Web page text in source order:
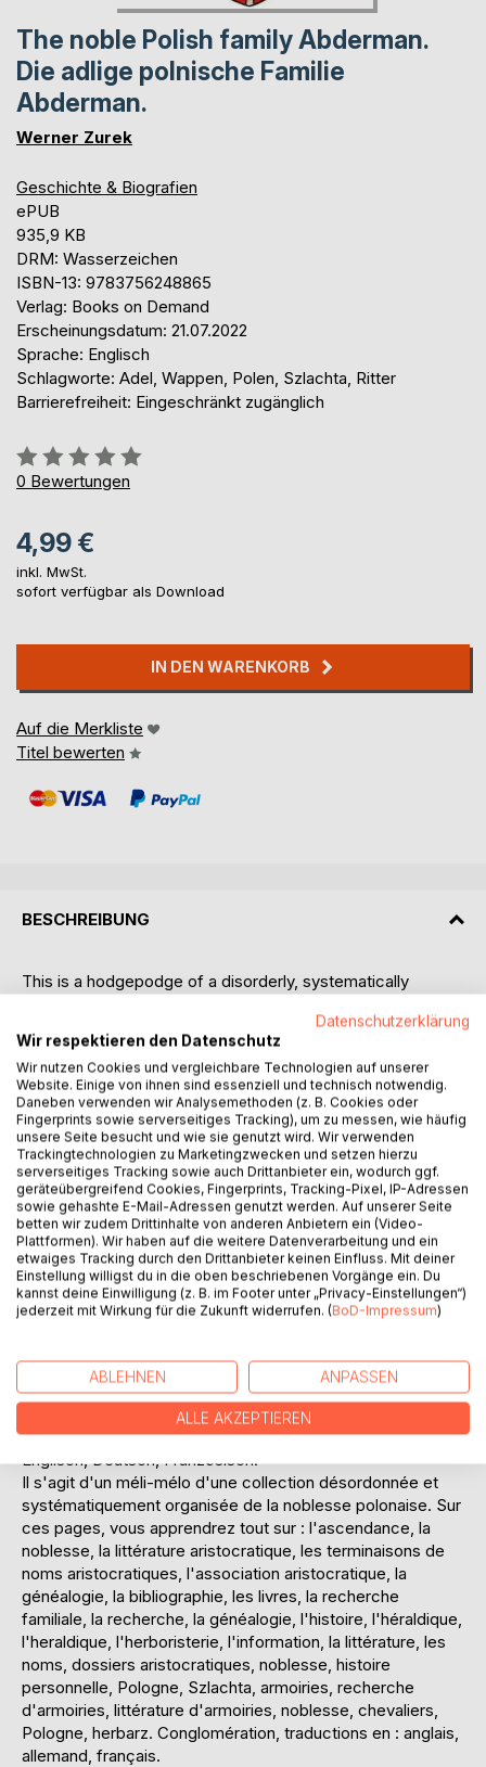
The noble Polish family Abderman.
Die adlige polnische Familie
Abderman.
Werner Zurek
Geschichte & Biografien
ePUB
935,9 KB
DRM: Wasserzeichen
ISBN-13: 9783756248865
Verlag: Books on Demand
Erscheinungsdatum: 21.07.2022
Sprache: Englisch
Schlagworte: Adel, Wappen, Polen, Szlachta, Ritter
Barrierefreiheit: Eingeschränkt zugänglich
Bewertung::
0%
0 Bewertungen
4,99 €
inkl. MwSt.
sofort verfügbar als Download
IN DEN WARENKORB
Auf die Merkliste
Titel bewerten
BESCHREIBUNG
This is a hodgepodge of a disorderly, systematically
will learn everything about: descent, nobility, aristocratic
literature, aristocratic name endings, aristocratic
association, genealogy, bibliography, books, family
research, research, genealogy, history, heraldry, heraldry,
herbalism, information, literature, names, aristocratic files,
nobility, personal history, Poland, Szlachta, coat of arms,
coat of arms research, coat of arms literature, nobility,
knights, Poland, herbarz. Conglomeration, translations into:
English, German, French.
Dies ist ein Sammelsurium einer ungeordneten,
systematisch geordneten Sammlung des polnischen Adels.
Auf diesen Seiten erfahren Sie alles über: Abstammung,
Adel, Adelsliteratur, Adelsnamenendungen, Adelsverband,
Genealogie, Bibliographie, Bücher, Familienforschung,
Kräuterkunde, Informationen , Literatur, Namen,
Adelsakten, Adel, Personengeschichte, Polen, Szlachta,
Wappen, Wappenforschung, Wappenliteratur, Adel, Ritter,
Polen, Herbarz. Sammelsurium, Übersetzungen in:
Englisch, Deutsch, Französisch.
Il s'agit d'un méli-mélo d'une collection désordonnée et
systématiquement organisée de la noblesse polonaise. Sur
ces pages, vous apprendrez tout sur : l'ascendance, la
noblesse, la littérature aristocratique, les terminaisons de
noms aristocratiques, l'association aristocratique, la
généalogie, la bibliographie, les livres, la recherche
familiale, la recherche, la généalogie, l'histoire, l'héraldique,
l'heraldique, l'herboristerie, l'information, la littérature, les
noms, dossiers aristocratiques, noblesse, histoire
personnelle, Pologne, Szlachta, armoiries, recherche
d'armoiries, littérature d'armoiries, noblesse, chevaliers,
Pologne, herbarz. Conglomération, traductions en : anglais,
allemand, français.
Datenschutzerklärung
Wir respektieren den Datenschutz
Wir nutzen Cookies und vergleichbare Technologien auf unserer
Website. Einige von ihnen sind essenziell und technisch notwendig.
Daneben verwenden wir Analysemethoden (z. B. Cookies oder
Fingerprints sowie serverseitiges Tracking), um zu messen, wie häufig
unsere Seite besucht und wie sie genutzt wird. Wir verwenden
Trackingtechnologien zu Marketingzwecken und setzen hierzu
serverseitiges Tracking sowie auch Drittanbieter ein, wodurch ggf.
geräteübergreifend Cookies, Fingerprints, Tracking-Pixel, IP-Adressen
sowie gehashte E-Mail-Adressen genutzt werden. Auf unserer Seite
betten wir zudem Drittinhalte von anderen Anbietern ein (Video-
Plattformen). Wir haben auf die weitere Datenverarbeitung und ein
etwaiges Tracking durch den Drittanbieter keinen Einfluss. Mit deiner
Einstellung willigst du in die oben beschriebenen Vorgänge ein. Du
kannst deine Einwilligung (z. B. im Footer unter „Privacy-Einstellungen“)
jederzeit mit Wirkung für die Zukunft widerrufen. (BoD-Impressum)
ABLEHNEN ANPASSEN
ALLE AKZEPTIEREN